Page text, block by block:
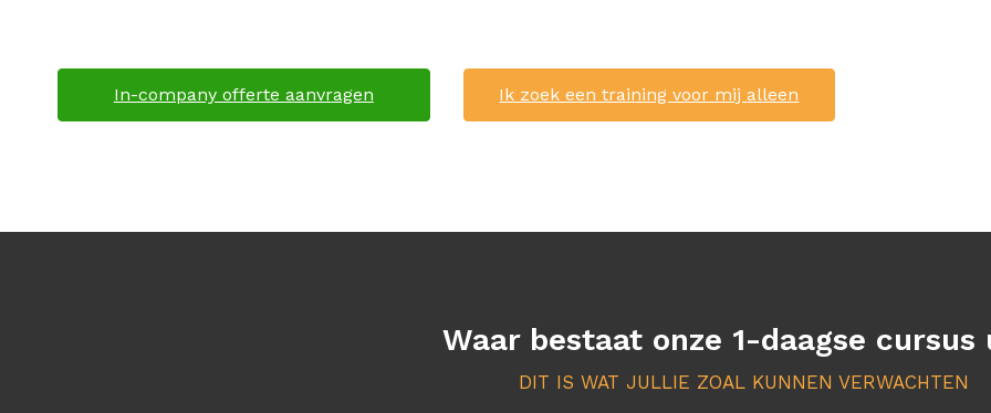
In-company offerte aanvragen Ik zoek een training voor mij alleen
Waar bestaat onze 1-daagse cursus
DIT IS WAT JULLIE ZOAL KUNNEN VERWACHTEN